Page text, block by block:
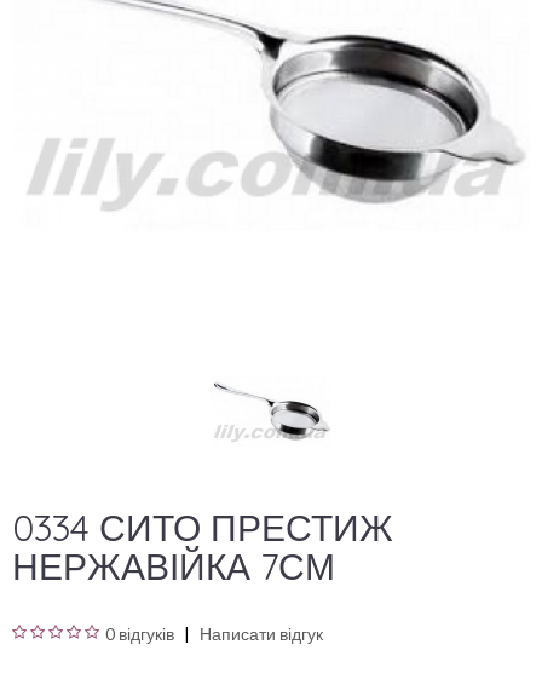
0334 СИТО ПРЕСТИЖ
НЕРЖАВІЙКА 7СМ
0 відгуків Написати відгук